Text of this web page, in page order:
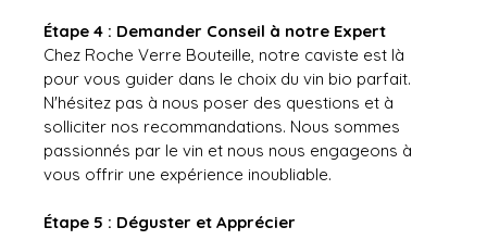
Étape 4 : Demander Conseil à notre Expert
Chez Roche Verre Bouteille, notre caviste est là
pour vous guider dans le choix du vin bio parfait.
N'hésitez pas à nous poser des questions et à
solliciter nos recommandations. Nous sommes
passionnés par le vin et nous nous engageons à
vous offrir une expérience inoubliable.
Étape 5 : Déguster et Apprécier